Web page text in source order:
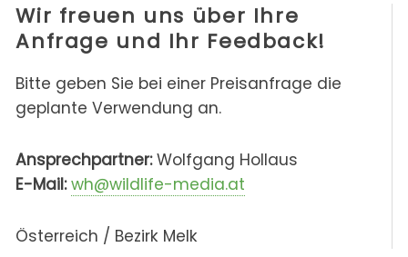
Wir freuen uns über Ihre
Anfrage und Ihr Feedback!
Bitte geben Sie bei einer Preisanfrage die
geplante Verwendung an.
Ansprechpartner:Wolfgang Hollaus
E-Mail: wh@wildlife-media.at
Österreich / Bezirk Melk